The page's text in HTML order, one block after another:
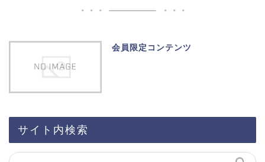
会員限定コンテンツ
サイト内検索